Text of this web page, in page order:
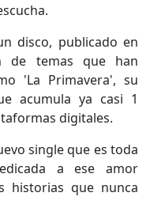
disco, publicado en
de temas que han
'La Primavera', su
acumula ya casi 1
digitales.
single que es toda
a ese amor
historias que nunca